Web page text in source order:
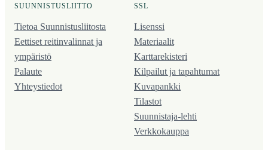
SUUNNISTUSLIITTO
Tietoa Suunnistusliitosta
Eettiset reitinvalinnat ja
ympäristö
Palaute
Yhteystiedot
SSL
Lisenssi
Materiaalit
Karttarekisteri
Kilpailut ja tapahtumat
Kuvapankki
Tilastot
Suunnistaja-lehti
Verkkokauppa